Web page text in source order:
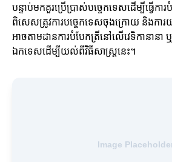
បន្ទាប់មកគួរប្រើប្រាស់បច្ចេកទេសដើម្បីធ្វើកា
ពិសេសត្រូវការបច្ចេកទេសចុងក្រោយ និងកា
អាចតាមដានការបំបែកត្រីនៅលើវេទិកានានា
ឯកទេសដើម្បីយល់ពីវិធីសាស្ត្រនេះ។